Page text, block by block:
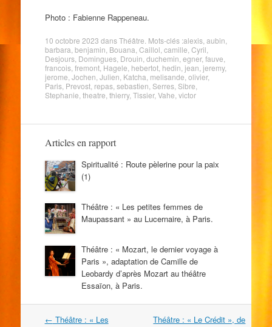
Photo : Fabienne Rappeneau.
10 octobre 2023 dansThéâtre . Mots-clés :alexis, aubin
barbara benjamin Bouana Caillol camille Cyril
Desjours, Domingues, Drouin duchemin egner, fauve
francois, fremont, Hagele hebertot, hedin jean jeremy,
jerome Jochen Julien Katcha melisande olivier,
Paris, Prevost, repas, sebastien Serres, Sibre
Stephanie theatre thierry, Tissier, Vahe victor
Articles en rapport
Spiritualité : Route pèlerine pour la paix
(1)
Théâtre : « Les petites femmes de
Maupassant » au Lucernaire, à Paris.
Théâtre : « Mozart, le dernier voyage à
Paris », adaptation de Camille de
Leobardy d’après Mozart au théâtre
Essaïon, à Paris.
Navigation
← Théâtre : « Les
Théâtre : « Le Crédit », de